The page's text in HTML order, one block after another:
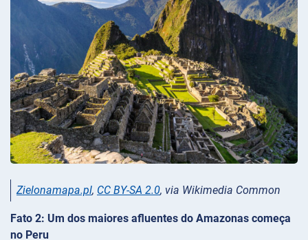
Zielonamapa.pl, CC BY-SA 2.0, via Wikimedia Common
Fato 2: Um dos maiores afluentes do Amazonas começa
no Peru